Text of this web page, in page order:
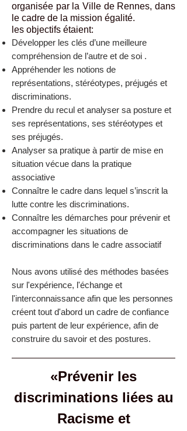
organisée par la Ville de Rennes, dans
le cadre de la mission égalité.
les objectifs étaient:
Développer les clés d’une meilleure
compréhension de l’autre et de soi .
Appréhender les notions de
représentations, stéréotypes, préjugés et
discriminations.
Prendre du recul et analyser sa posture et
ses représentations, ses stéréotypes et
ses préjugés.
Analyser sa pratique à partir de mise en
situation vécue dans la pratique
associative
Connaître le cadre dans lequel s’inscrit la
lutte contre les discriminations.
Connaître les démarches pour prévenir et
accompagner les situations de
discriminations dans le cadre associatif
Nous avons utilisé des méthodes basées
sur l'expérience, l'échange et
l'interconnaissance afin que les personnes
créent tout d'abord un cadre de confiance
puis partent de leur expérience, afin de
construire du savoir et des postures.
«Prévenir les
discriminations liées au
Racisme et